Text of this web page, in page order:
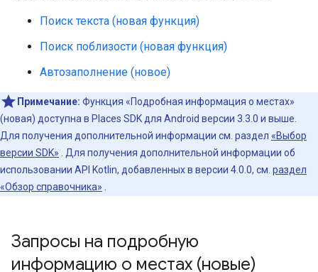
Поиск текста (новая функция)
Поиск поблизости (новая функция)
Автозаполнение (новое)
Примечание: Функция «Подробная информация о местах»
(новая) доступна в Places SDK для Android версии 3.3.0 и выше.
Для получения дополнительной информации см. раздел «Выбор
версии SDK» . Для получения дополнительной информации об
использовании API Kotlin, добавленных в версии 4.0.0, см. раздел
«Обзор справочника»
Запросы на подробную
информацию о местах (новые)